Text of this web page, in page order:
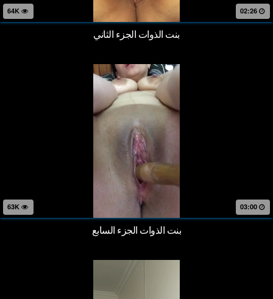
02:26
بنت الذوات الجزء الثاني
03:00
بنت الذوات الجزء السابع